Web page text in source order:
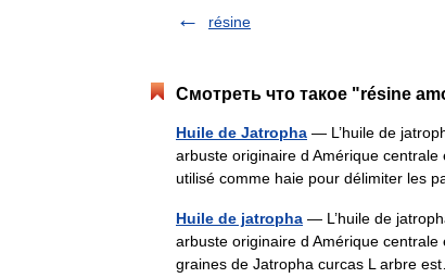
résine
Смотреть что такое "résine
Huile de Jatropha — L’huile de
arbuste originaire d Amérique
utilisé comme haie pour délimiter les
Huile de jatropha — L’huile de
arbuste originaire d Amérique
graines de Jatropha curcas L arbre